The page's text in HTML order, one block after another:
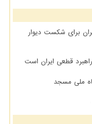
برای شکست دیوار
قطعی ایران است
ملی مسجد